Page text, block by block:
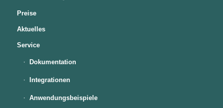
Preise
Aktuelles
Service
Dokumentation
Integrationen
Anwendungsbeispiele